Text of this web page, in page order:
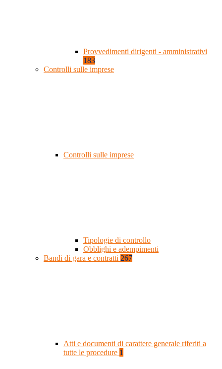
Provvedimenti dirigenti - amministrativi
183
Controlli sulle imprese
Controlli sulle imprese
Tipologie di controllo
Obblighi e adempimenti
Bandi di gara e contratti 267
Atti e documenti di carattere generale riferiti a
tutte le procedure 1